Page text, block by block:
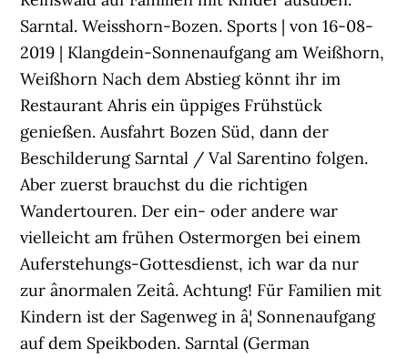
Sarntal. Weisshorn-Bozen. Sports | von 16-08-
2019 | Klangdein-Sonnenaufgang am Weißhorn,
Weißhorn Nach dem Abstieg könnt ihr im
Restaurant Ahris ein üppiges Frühstück
genießen. Ausfahrt Bozen Süd, dann der
Beschilderung Sarntal / Val Sarentino folgen.
Aber zuerst brauchst du die richtigen
Wandertouren. Der ein- oder andere war
vielleicht am frühen Ostermorgen bei einem
Auferstehungs-Gottesdienst, ich war da nur
zur ânormalen Zeitâ. Achtung! Für Familien mit
Kindern ist der Sagenweg in â¦ Sonnenaufgang
auf dem Speikboden. Sarntal (German